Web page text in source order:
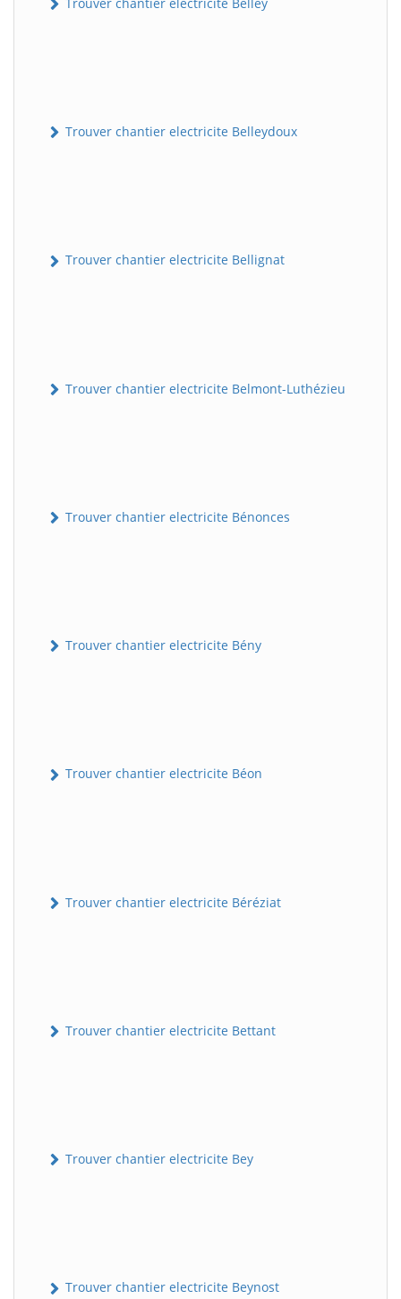
Trouver chantier electricite Belleydoux
Trouver chantier electricite Bellignat
Trouver chantier electricite Belmont-Luthézieu
Trouver chantier electricite Bénonces
Trouver chantier electricite Bény
Trouver chantier electricite Béon
Trouver chantier electricite Béréziat
Trouver chantier electricite Bettant
Trouver chantier electricite Bey
Trouver chantier electricite Beynost